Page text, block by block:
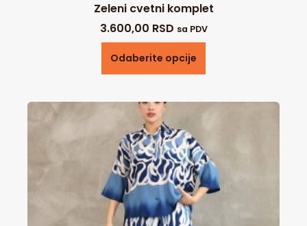
Zeleni cvetni komplet
3.600,00 RSD sa PDV
Odaberite opcije